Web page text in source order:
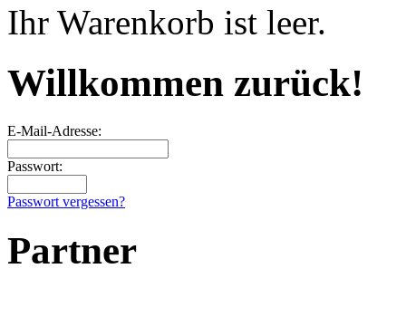
Ihr Warenkorb ist leer.
Willkommen zurück!
E-Mail-Adresse:
Passwort:
Passwort vergessen?
Partner